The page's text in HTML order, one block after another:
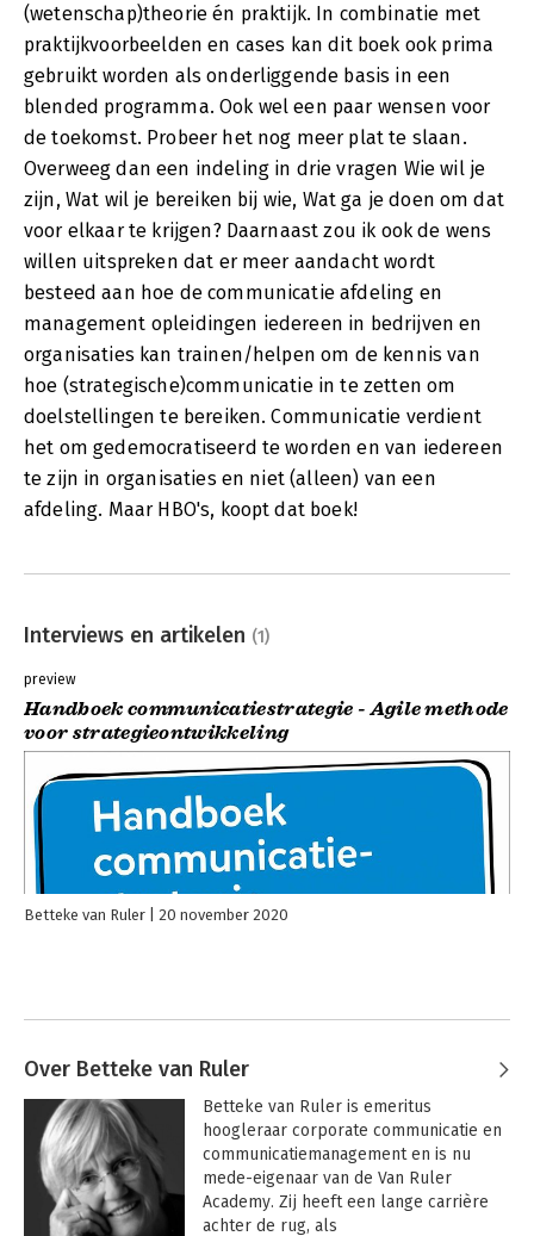
(wetenschap)theorie én praktijk. In combinatie met
praktijkvoorbeelden en cases kan dit boek ook prima
gebruikt worden als onderliggende basis in een
blended programma. Ook wel een paar wensen voor
de toekomst. Probeer het nog meer plat te slaan.
Overweeg dan een indeling in drie vragen Wie wil je
zijn, Wat wil je bereiken bij wie, Wat ga je doen om dat
voor elkaar te krijgen? Daarnaast zou ik ook de wens
willen uitspreken dat er meer aandacht wordt
besteed aan hoe de communicatie afdeling en
management opleidingen iedereen in bedrijven en
organisaties kan trainen/helpen om de kennis van
hoe (strategische)communicatie in te zetten om
doelstellingen te bereiken. Communicatie verdient
het om gedemocratiseerd te worden en van iedereen
te zijn in organisaties en niet (alleen) van een
afdeling. Maar HBO's, koopt dat boek!
Interviews en artikelen (1)
preview
Handboek communicatiestrategie - Agile methode
voor strategieontwikkeling
Betteke van Ruler 20 november 2020
Over Betteke van Ruler
Betteke van Ruler is emeritus
hoogleraar corporate communicatie en
communicatiemanagement en is nu
mede-eigenaar van de Van Ruler
Academy. Zij heeft een lange carrière
achter de rug, als